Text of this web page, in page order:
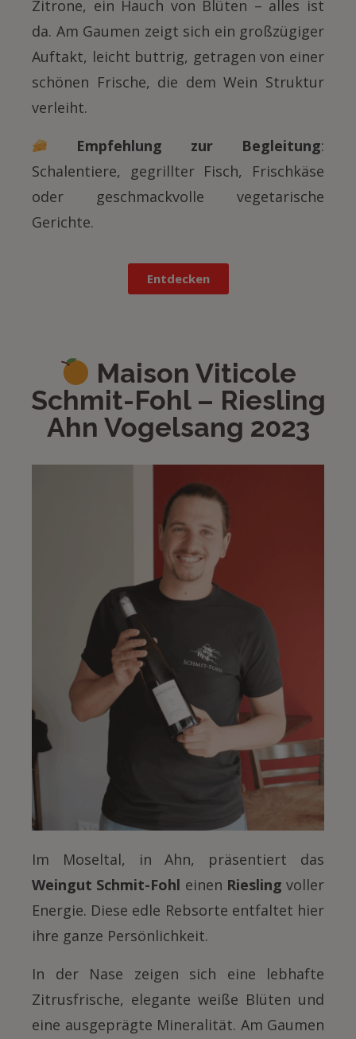
Zitrone, ein Hauch von Blüten – alles ist
da. Am Gaumen zeigt sich ein großzügiger
Auftakt, leicht buttrig, getragen von einer
schönen Frische, die dem Wein Struktur
verleiht.
Empfehlung zur Begleitung:
Schalentiere, gegrillter Fisch, Frischkäse
oder geschmackvolle vegetarische
Gerichte.
Entdecken
Maison Viticole
Schmit-Fohl – Riesling
Ahn Vogelsang 2023
Im Moseltal, in Ahn, präsentiert das
Weingut Schmit-Fohl einen Riesling voller
Energie. Diese edle Rebsorte entfaltet hier
ihre ganze Persönlichkeit.
In der Nase zeigen sich eine lebhafte
Zitrusfrische, elegante weiße Blüten und
eine ausgeprägte Mineralität. Am Gaumen